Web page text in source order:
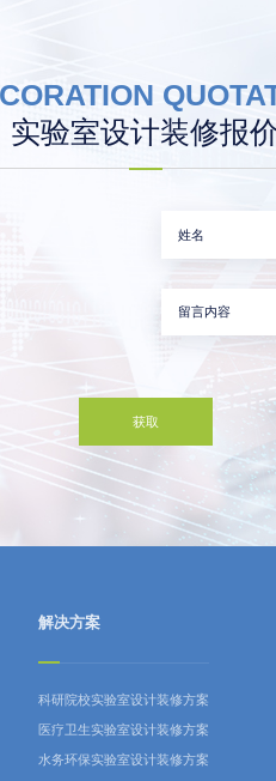
实验室设计装修报
解决方案
科研院校实验室设计装修方案
医疗卫生实验室设计装修方案
水务环保实验室设计装修方案